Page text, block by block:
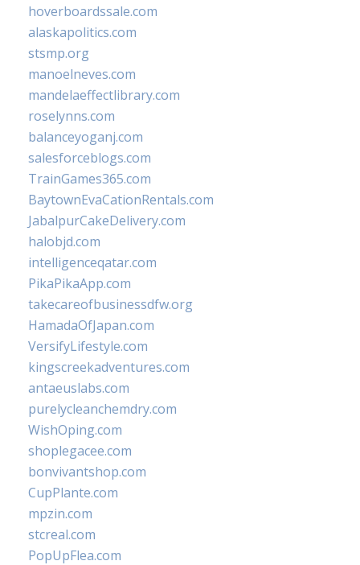
hoverboardssale.com
alaskapolitics.com
stsmp.org
manoelneves.com
mandelaeffectlibrary.com
roselynns.com
balanceyoganj.com
salesforceblogs.com
TrainGames365.com
BaytownEvaCationRentals.com
JabalpurCakeDelivery.com
halobjd.com
intelligenceqatar.com
PikaPikaApp.com
takecareofbusinessdfw.org
HamadaOfJapan.com
VersifyLifestyle.com
kingscreekadventures.com
antaeuslabs.com
purelycleanchemdry.com
WishOping.com
shoplegacee.com
bonvivantshop.com
CupPlante.com
mpzin.com
stcreal.com
PopUpFlea.com